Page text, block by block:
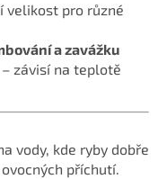
velikost pro různé
a zavážku
– závisí na teplotě
vody, kde ryby dobře
příchutí.